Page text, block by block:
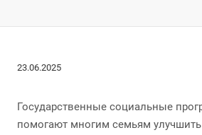
23.06.2025
Государственные социальные
помогают многим семьям